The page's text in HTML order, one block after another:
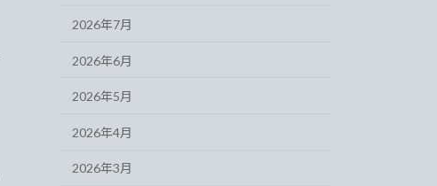
2026年7月
2026年6月
2026年5月
2026年4月
2026年3月